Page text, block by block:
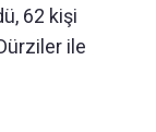
62 kişi
ile